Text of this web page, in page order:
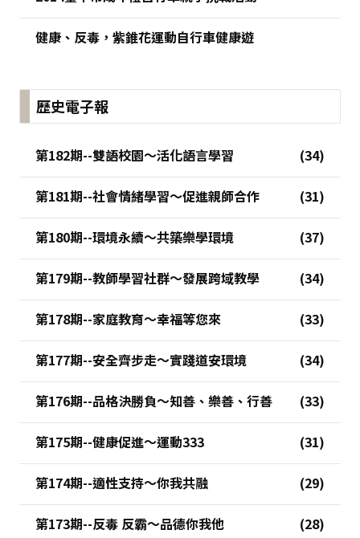
健康、反毒，紫錐花運動自行車健康遊
歷史電子報
第182期--雙語校園～活化語言學習
第181期--社會情緒學習～促進親師合作
第180期--環境永續～共築樂學環境
第179期--教師學習社群～發展跨域教學
第178期--家庭教育～幸福等您來
第177期--安全齊步走～實踐道安環境
第176期--品格決勝負～知善、樂善、行善
第175期--健康促進～運動333
第174期--適性支持～你我共融
第173期--反毒 反霸～品德你我他